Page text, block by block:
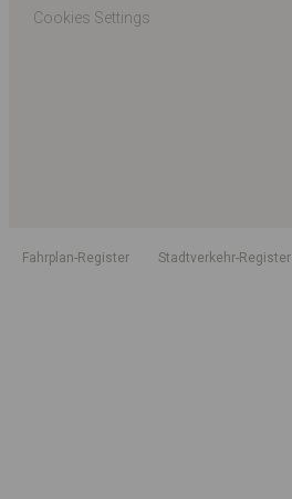
Cookies Settings
Fahrplan-Register Stadtverkehr-Register